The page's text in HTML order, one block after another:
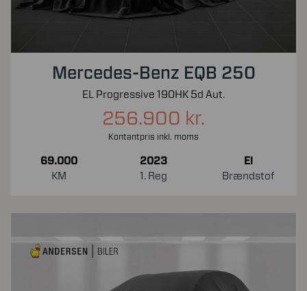
Mercedes-Benz EQB 250
EL Progressive 190HK 5d Aut.
256.900 kr.
Kontantpris inkl. moms
69.000
KM
2023
1. Reg
El
Brændstof